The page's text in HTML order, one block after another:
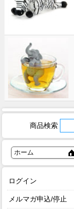
商品検索
ホーム
ログイン
メルマガ申込/停止